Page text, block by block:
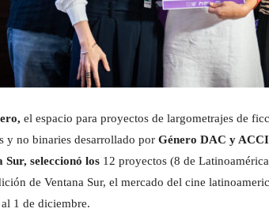
el espacio para proyectos de largometrajes de
y no binaries desarrollado por Género DAC y
Sur, seleccionó los 12 proyectos (8 de
de Ventana Sur, el mercado del cine
1 de diciembre.